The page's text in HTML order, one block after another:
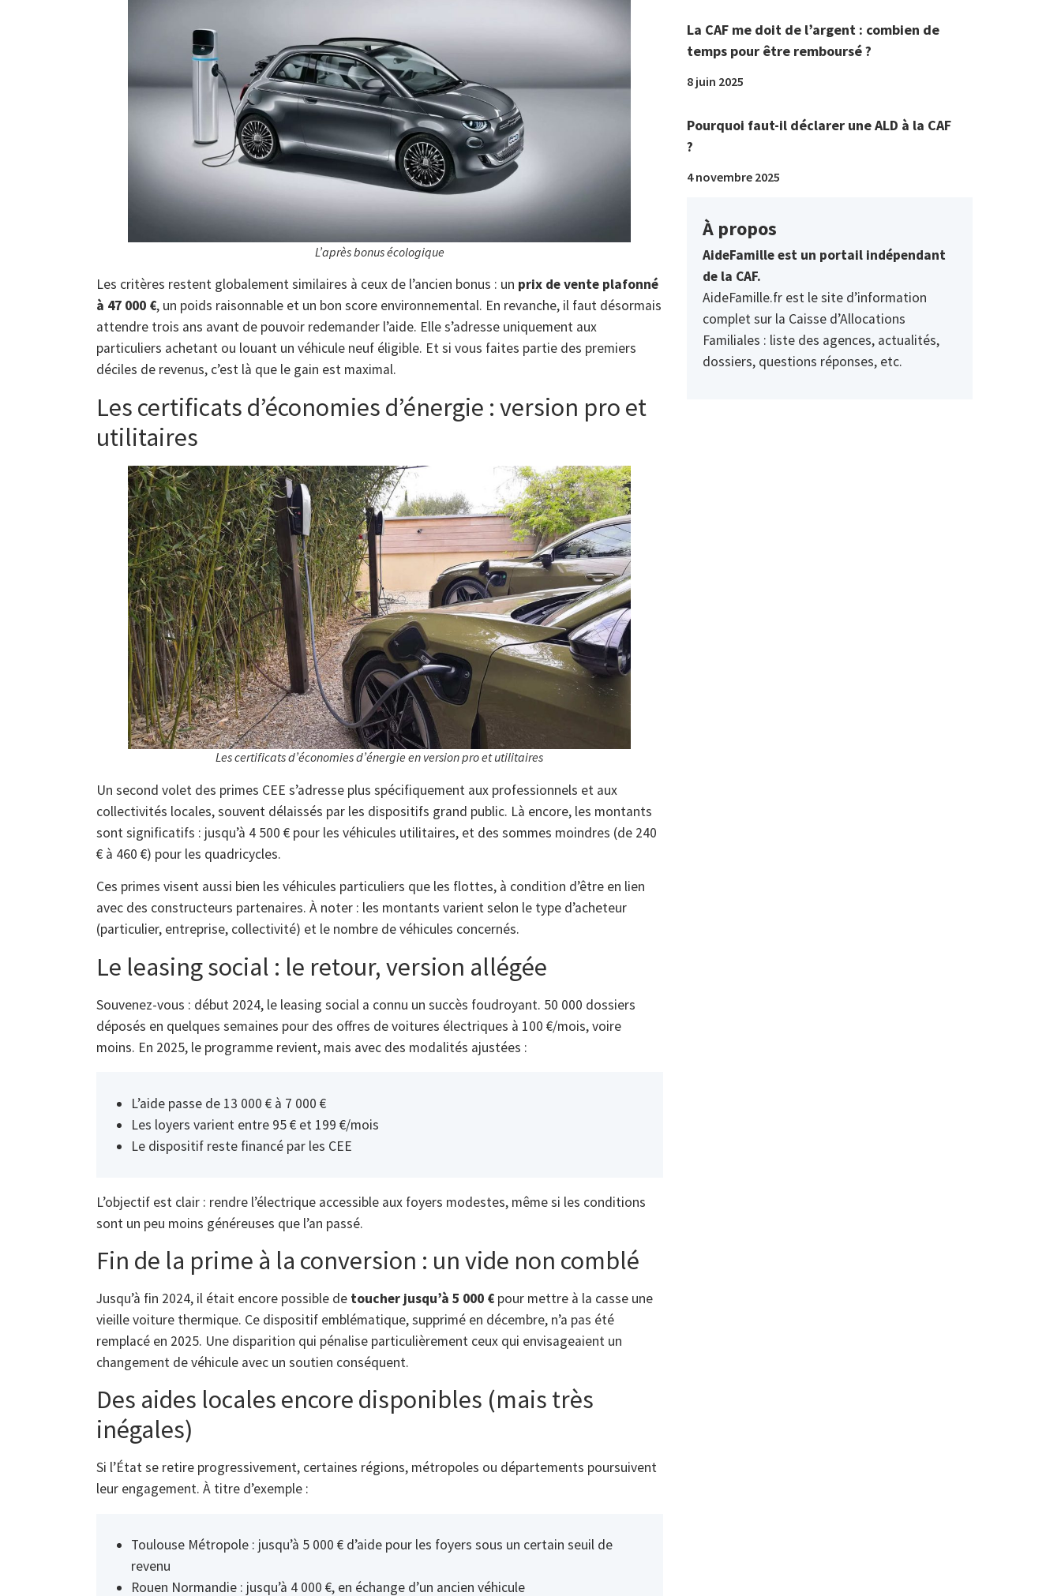
L’après bonus écologique
Les critères restent globalement similaires à ceux de l’ancien bonus : un prix de vente plafonné
à 47 000 €, un poids raisonnable et un bon score environnemental. En revanche, il faut désormais
attendre trois ans avant de pouvoir redemander l’aide. Elle s’adresse uniquement aux
particuliers achetant ou louant un véhicule neuf éligible. Et si vous faites partie des premiers
déciles de revenus, c’est là que le gain est maximal.
Les certificats d’économies d’énergie : version pro et
utilitaires
Les certificats d’économies d’énergie en version pro et utilitaires
Un second volet des primes CEE s’adresse plus spécifiquement aux professionnels et aux
collectivités locales, souvent délaissés par les dispositifs grand public. Là encore, les montants
sont significatifs : jusqu’à 4 500 € pour les véhicules utilitaires, et des sommes moindres (de 240
€ à 460 €) pour les quadricycles.
Ces primes visent aussi bien les véhicules particuliers que les flottes, à condition d’être en lien
avec des constructeurs partenaires. À noter : les montants varient selon le type d’acheteur
(particulier, entreprise, collectivité) et le nombre de véhicules concernés.
Le leasing social : le retour, version allégée
Souvenez-vous : début 2024, le leasing social a connu un succès foudroyant. 50 000 dossiers
déposés en quelques semaines pour des offres de voitures électriques à 100 €/mois, voire
moins. En 2025, le programme revient, mais avec des modalités ajustées :
L’aide passe de 13 000 € à 7 000 €
Les loyers varient entre 95 € et 199 €/mois
Le dispositif reste financé par les CEE
L’objectif est clair : rendre l’électrique accessible aux foyers modestes, même si les conditions
sont un peu moins généreuses que l’an passé.
Fin de la prime à la conversion : un vide non comblé
Jusqu’à fin 2024, il était encore possible de toucher jusqu’à 5 000 € pour mettre à la casse une
vieille voiture thermique. Ce dispositif emblématique, supprimé en décembre, n’a pas été
remplacé en 2025. Une disparition qui pénalise particulièrement ceux qui envisageaient un
changement de véhicule avec un soutien conséquent.
Des aides locales encore disponibles (mais très
inégales)
Si l’État se retire progressivement, certaines régions, métropoles ou départements poursuivent
leur engagement. À titre d’exemple :
Toulouse Métropole : jusqu’à 5 000 € d’aide pour les foyers sous un certain seuil de
revenu
Rouen Normandie : jusqu’à 4 000 €, en échange d’un ancien véhicule
La CAF me doit de l’argent : combien de
temps pour être remboursé ?
8 juin 2025
Pourquoi faut-il déclarer une ALD à la CAF
?
4 novembre 2025
À propos
AideFamille est un portail indépendant
de la CAF.
AideFamille.fr est le site d’information
complet sur la Caisse d’Allocations
Familiales : liste des agences, actualités,
dossiers, questions réponses, etc.